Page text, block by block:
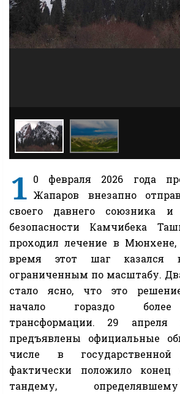
1 0 февраля 2026 года
Жапаров внезапно
своего давнего союзника
безопасности Камчибека
проходил лечение в
время этот шаг казался
ограниченным по масштабу.
стало ясно, что это
начало гораздо более
трансформации. 29
предъявлены официальные
числе в
фактически положило конец
тандему,